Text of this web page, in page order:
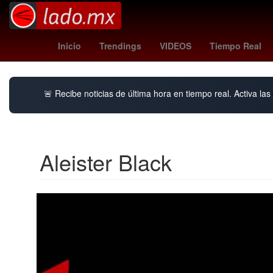
Inicio Trendings VIDEOS Tiempo Real
nyc fc - santos Rogelio Funes Mori
🚨 Recibe noticias de última hora en tiempo real. Activa
Aleister Black